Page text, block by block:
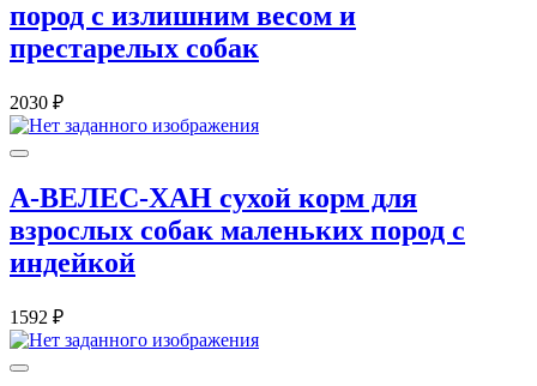
пород с излишним весом и
престарелых собак
2030 ₽
А-ВЕЛЕС-ХАН сухой корм для
взрослых собак маленьких пород с
индейкой
1592 ₽